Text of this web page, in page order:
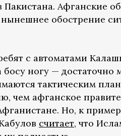
Афганские
нынешнее обострение
с автоматами
ногу —
тактическим
чем афганское
Но, к
считает, что